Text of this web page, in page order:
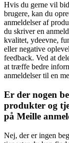
Hvis du gerne vil
brugere, kan du
anmeldelser af
du skriver en
kvalitet, ydeevne,
eller negative
feedback. Ved at
at træffe bedre
anmeldelser til en
Er der nogen
produkter og
på Meille
Nej, der er ingen